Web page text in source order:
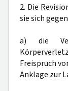
2. Die
sie sich gegen
a) die
Freispruch
Anklage zur